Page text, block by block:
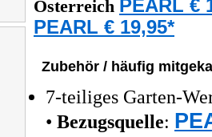
Österreich PEARL €
PEARL € 19,95*
Zubehör / häufig
7-teiliges Garten-
• Bezugsquelle: